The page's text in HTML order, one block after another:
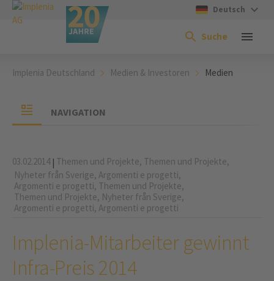
Deutsch
Suche
Implenia Deutschland Medien & Investoren Medien
NAVIGATION
03.02.2014| Themen und Projekte, Themen und Projekte,
Nyheter från Sverige, Argomenti e progetti,
Argomenti e progetti, Themen und Projekte,
Themen und Projekte, Nyheter från Sverige,
Argomenti e progetti, Argomenti e progetti
Implenia-Mitarbeiter gewinnt
Infra-Preis 2014